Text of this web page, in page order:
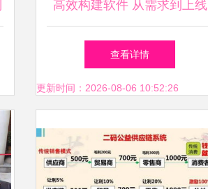
高效构建软件 从需求到上线
的开发艺术
查看详情
更新时间：2026-08-06 10:52:26